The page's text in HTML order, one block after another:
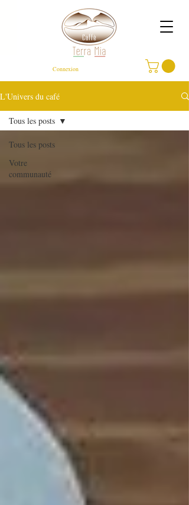
Connexion
L'Univers du café
Tous les posts
Votre
communauté
Tous les posts